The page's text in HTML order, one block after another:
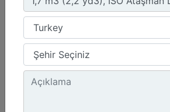
Ağırlık :
1173.1 lb - 532.09 kg
Yükseklik :
43 inç - 1093 mm